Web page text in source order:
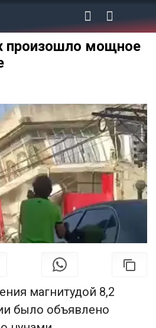
произошло мощное
магнитудой 8,2
было объявлено